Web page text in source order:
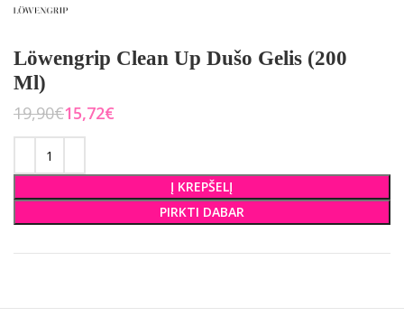
Löwengrip Clean Up Dušo Gelis (200
Ml)
19,90€15,72€
Į KREPŠELĮ
PIRKTI DABAR